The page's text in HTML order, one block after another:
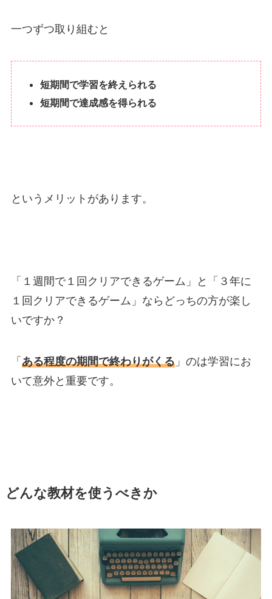
一つずつ取り組むと
短期間で学習を終えられる
短期間で達成感を得られる
というメリットがあります。
「１週間で１回クリアできるゲーム」と「３年に
１回クリアできるゲーム」ならどっちの方が楽し
いですか？
「 ある程度の期間で終わりがくる」のは学習にお
いて意外と重要です。
どんな教材を使うべきか